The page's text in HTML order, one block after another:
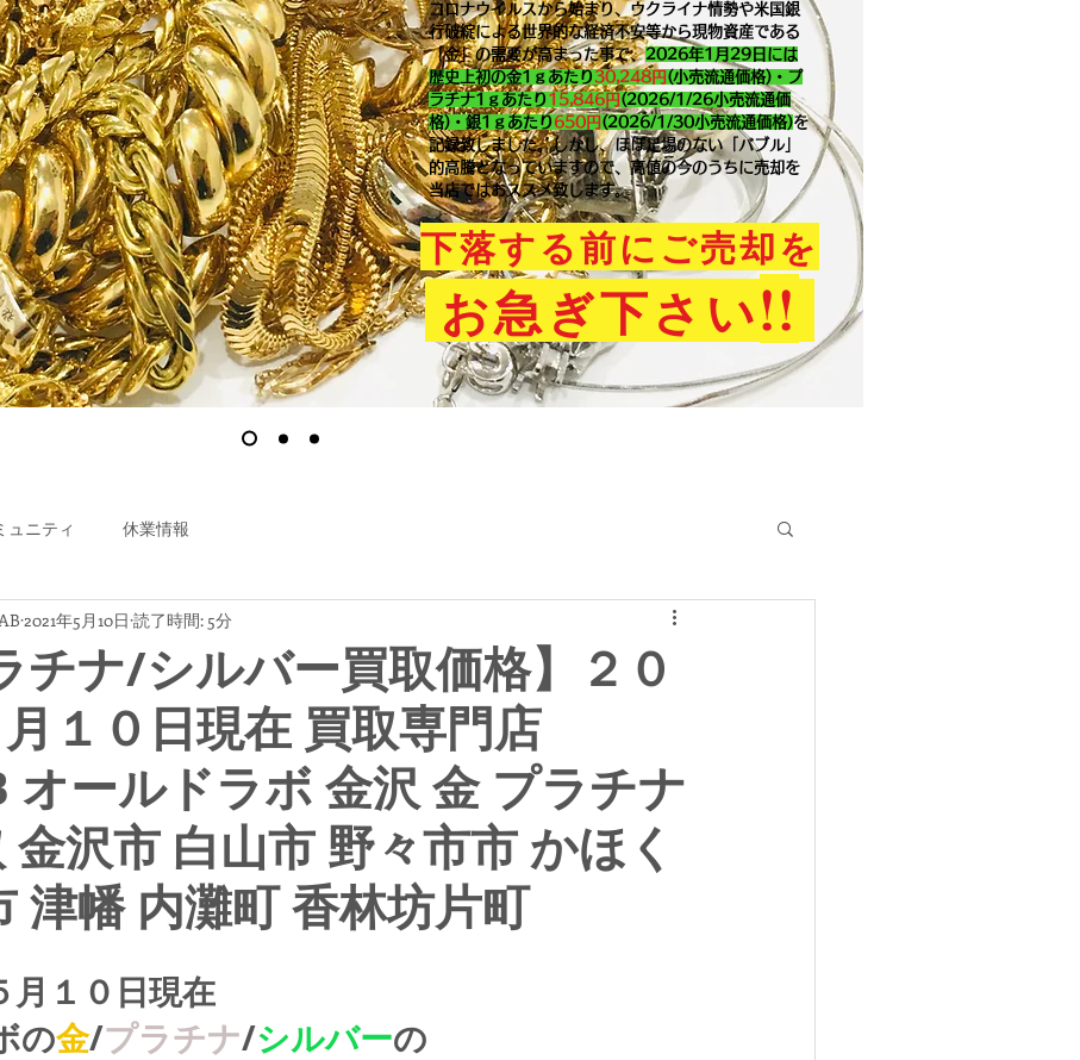
コロナウイルスから始まり、ウクライナ情勢や米国銀
行破綻による世界的な経済不安等から現物資産である
「金」の需要が高まった事で、2026年1月29 日には
歴史上初の金1ｇあたり30,248円 (小売流通価格)・プ
ラチナ1ｇあたり 15,846 円 (2026/1/26小売流通価
格)・銀1ｇあたり 650 円 (2026/1/30小売流通価格)を
記録致しました。​しかし、ほぼ足場のない「バブル」
的高騰となっていますので、高値の今のうちに売却を
当店ではおススメ致します。
下落する前にご売却を
お急ぎ下さい!!
ュニティ 休業情報
チナ/シルバー買取価格】２０
１０日現在 買取専門店
オールドラボ 金沢 金 プラチナ
沢市 白山市 野々市市 かほく
津幡 内灘町 香林坊片町
2021年5月10日 読了時間: 5分
月１０日現在
の金/プラチナ/シルバーの